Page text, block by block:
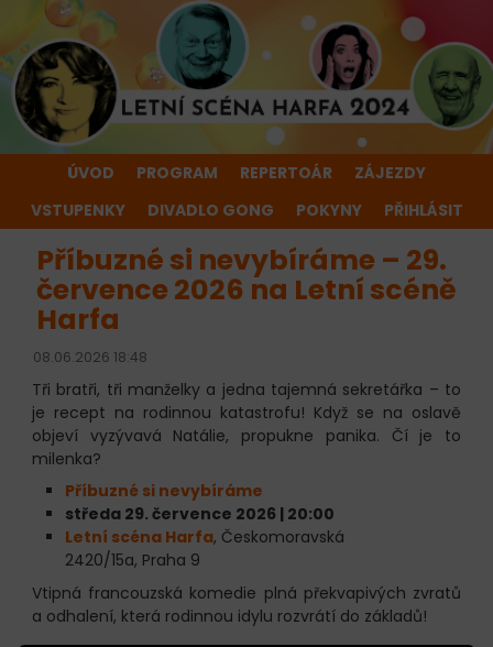
ÚVOD PROGRAM REPERTOÁR
ZÁJEZDY
VSTUPENKY
DIVADLO GONG POKYNY PŘIHLÁSIT
Příbuzné si nevybíráme – 29.
července 2026 na Letní scéně
Harfa
08.06.2026 18:48
Tři bratři, tři manželky a jedna tajemná sekretářka – to
je recept na rodinnou katastrofu! Když se na oslavě
objeví vyzývavá Natálie, propukne panika. Čí je to
milenka?
Příbuzné si nevybíráme
středa 29. července 2026 | 20:00
Letní scéna Harfa, Českomoravská
2420/15a, Praha 9
Vtipná francouzská komedie plná překvapivých zvratů
a odhalení, která rodinnou idylu rozvrátí do základů!